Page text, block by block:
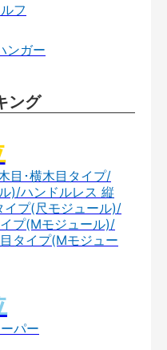
フ
ンガー
ング
目･横木目タイプ/
)/ハンドルレス 縦
イプ(尺モジュール)/
プ(Mモジュール)/
タイプ(Mモジュー
パー